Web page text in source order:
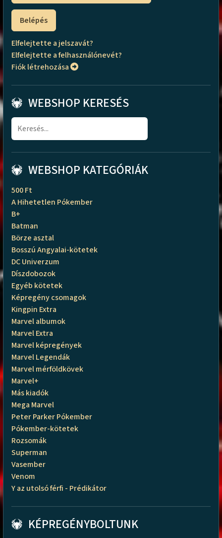
Belépés
Elfelejtette a jelszavát?
Elfelejtette a felhasználónevét?
Fiók létrehozása
WEBSHOP KERESÉS
WEBSHOP KATEGÓRIÁK
500 Ft
A Hihetetlen Pókember
B+
Batman
Börze asztal
Bosszú Angyalai-kötetek
DC Univerzum
Díszdobozok
Egyéb kötetek
Képregény csomagok
Kingpin Extra
Marvel albumok
Marvel Extra
Marvel képregények
Marvel Legendák
Marvel mérföldkövek
Marvel+
Más kiadók
Mega Marvel
Peter Parker Pókember
Pókember-kötetek
Rozsomák
Superman
Vasember
Venom
Y az utolsó férfi - Prédikátor
KÉPREGÉNYBOLTUNK